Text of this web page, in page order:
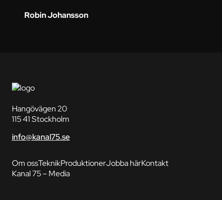
Robin Johansson
Hangövägen 20
115 41 Stockholm
info@kanal75.se
Om ossTeknikProduktionerJobba härKontakt
Kanal 75 – Media